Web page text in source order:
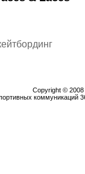
Copyright © 2008
коммуникаций